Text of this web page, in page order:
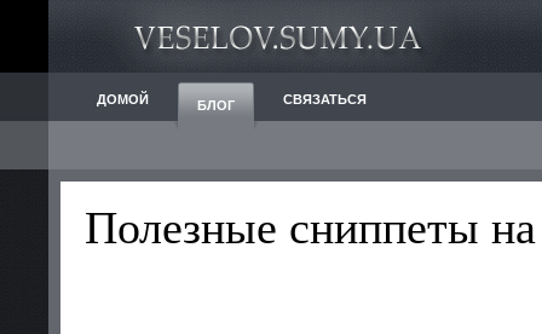
ДОМОЙ БЛОГ СВЯЗАТЬСЯ
Полезные сниппеты